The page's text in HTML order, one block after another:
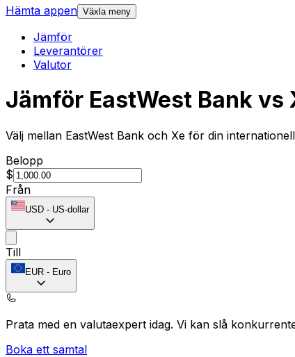
Hämta appen Växla meny
Jämför
Leverantörer
Valutor
Jämför EastWest Bank vs
Välj mellan EastWest Bank och Xe för din
Belopp
$
Från
USD - US-dollar
Till
EUR - Euro
Prata med en valutaexpert idag. Vi kan slå
Boka ett samtal